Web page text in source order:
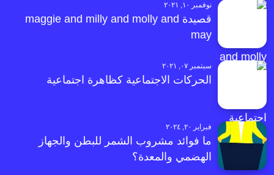
نوفمبر ١٠, ٢٠٢١
قصيدة maggie and milly and molly and
may
سبتمبر ٠٧, ٢٠٢١
الحركات الاجتماعية كظاهرة اجتماعية
فبراير ٢٠, ٢٠٢٤
ما فوائد مشروب الشمر للبطن والجهاز
الهضمي والمعدة؟